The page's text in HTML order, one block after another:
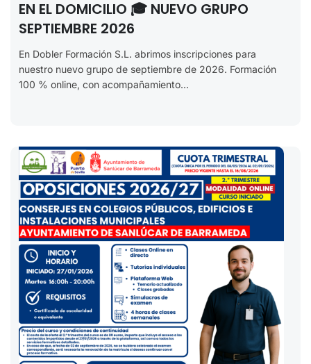
EN EL DOMICILIO 🎓 NUEVO GRUPO
SEPTIEMBRE 2026
En Dobler Formación S.L. abrimos inscripciones para
nuestro nuevo grupo de septiembre de 2026. Formación
100 % online, con acompañamiento...